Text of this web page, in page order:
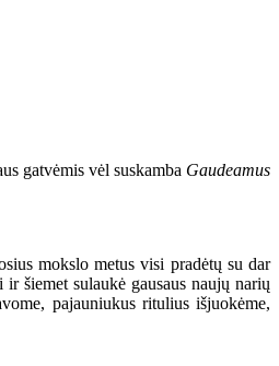
gatvėmis vėl suskamba Gaudeamus
mokslo metus visi pradėtų su dar
šiemet sulaukė gausaus naujų narių
pajauniukus ritulius išjuokėme,